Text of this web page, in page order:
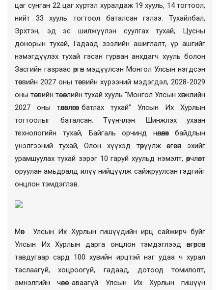
цаг сунган 22 цаг хүртэл хуралдаж 19 хууль, 14 тогтоол,
нийт 33 хууль тогтоол баталсан гэлээ. Тухайлбал,
Эрхтэн, эд эс шилжүүлэн суулгах тухай, Цусны
донорын тухай, Гадаад зээлийн ашиглалт, үр ашгийг
нэмэгдүүлэх тухай гэсэн гурван анхдагч хууль болон
Засгийн газраас өргөн мэдүүлсэн Монгол Улсын нэгдсэн
төсвийн 2027 оны төсвийн хүрээний мэдэгдэл, 2028-2029
оны төсвийн төсөөллийн тухай хууль “Монгол Улсын хөгжлийн
2027 оны төлөвлөгөө батлах тухай” Улсын Их Хурлын
тогтоолыг баталсан. Түүнчлэн Шинжлэх ухаан
технологийн тухай, Байгаль орчинд нөлөөлөх байдлын
үнэлгээний тухай, Олон хүүхэд төрүүлж өсгөсөн эхийг
урамшуулах тухай зэрэг 10 гаруй хуульд нэмэлт, өөрчлөлт
оруулан амьдралд илүү нийцүүлж сайжруулсан гэдгийг
онцлон тэмдэглэв.
Мөн Улсын Их Хурлын гишүүдийн ирц сайжирч буйг
Улсын Их Хурлын дарга онцлон тэмдэглээд өнгөрсөн
тавдугаар сард 100 хувийн ирцтэй нэг удаа ч хурал
таслаагүй, хоцроогүй, гадаад, дотоод томилолт,
эмнэлгийн чөлөө аваагүй Улсын Их Хурлын гишүүн